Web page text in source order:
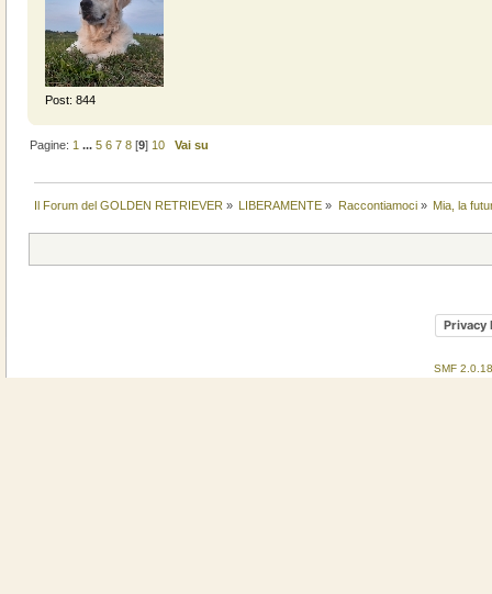
Post: 844
Pagine: 1 ...5 6 7 8 [9] 10 Vai su
Il Forum del GOLDEN RETRIEVER » LIBERAMENTE » Raccontiamoci» Mia, la
Privacy
SMF 2.0.18